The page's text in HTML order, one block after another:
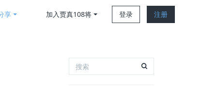
登录 注册
享 加入贾真108将